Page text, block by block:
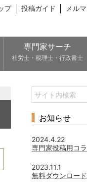
プ 投稿ガイド メル
専門家サーチ
社労士・税理士・行政書士
お知らせ
2024.4.22
専門家投稿用コ
2023.11.1
無料ダウンロー